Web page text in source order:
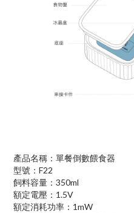
產品名稱：單餐倒數餵食器
型號：F22
飼料容量：350ml
額定電壓：1.5V
額定消耗功率：1mW